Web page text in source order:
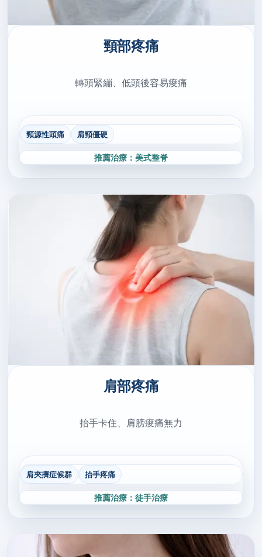
頸部疼痛
轉頭緊繃、低頭後容易痠痛
頸源性頭痛 肩頸僵硬
推薦治療：美式整脊
肩部疼痛
抬手卡住、肩膀痠痛無力
肩夾擠症候群 抬手疼痛
推薦治療：徒手治療